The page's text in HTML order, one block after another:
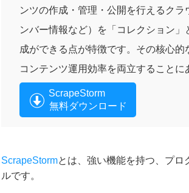
ンツの作成・管理・公開を行えるク
ンバー情報など）を「コレクション
成ができる点が特徴です。その核心
コンテンツ運用効率を両立することに
ScrapeStorm
無料ダウンロード
ScrapeStormとは、強い機能を持つ、プロ
ルです。